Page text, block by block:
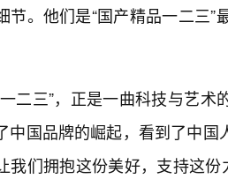
节。他们是“国产精品一二三
二三”，正是一曲科技与艺术
中国品牌的崛起，看到了中
我们拥抱这份美好，支持这